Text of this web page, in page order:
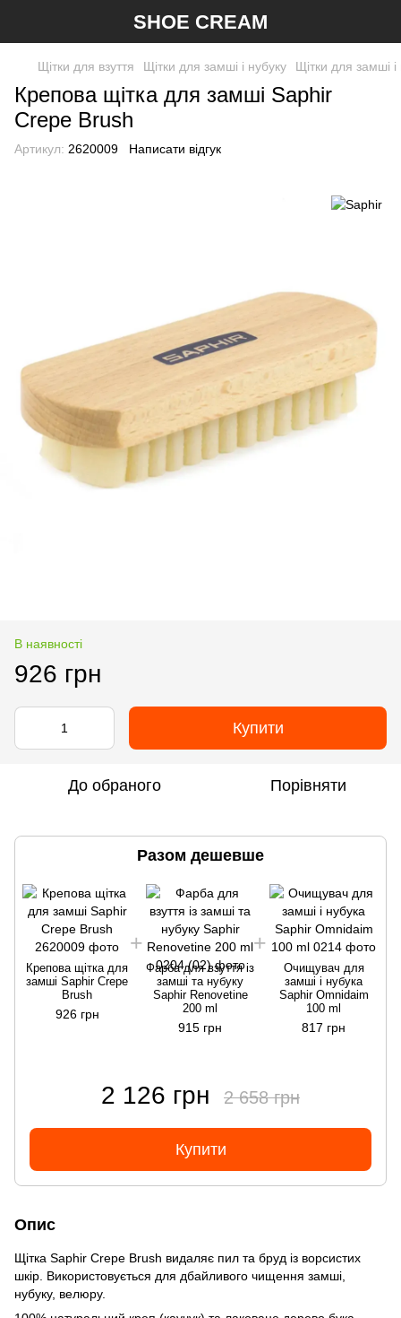
SHOE CREAM
Щітки для взуття Щітки для замші і нубуку Щітки для замші
Крепова щітка для замші Saphir
Crepe Brush
Артикул: 2620009 Написати відгук
В наявності
926 грн
Купити
До обраного Порівняти
Разом дешевше
Крепова щітка для
замші Saphir Crepe
Brush
926 грн
Фарба для взуття із
замші та нубуку
Saphir Renovetine
200 ml
915 грн
Очищувач для
замші і нубука
Saphir Omnidaim
100 ml
817 грн
2 126 грн 2 658 грн
Купити
Опис
Щітка Saphir Crepe Brush видаляє пил та бруд із ворсистих
шкір. Використовується для дбайливого чищення замші,
нубуку, велюру.